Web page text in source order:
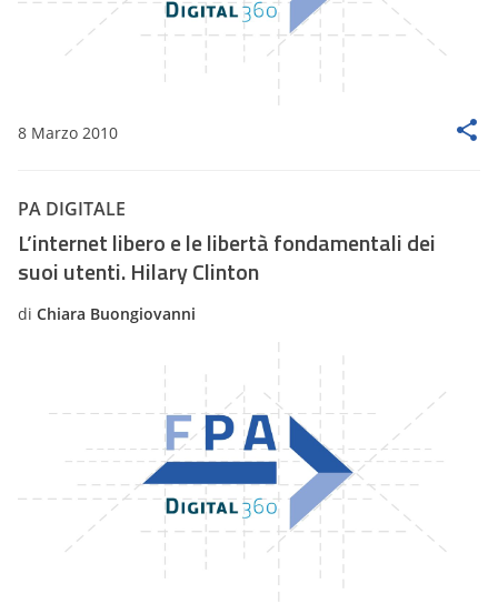
8 Marzo 2010
PA DIGITALE
L’internet libero e le libertà fondamentali dei
suoi utenti. Hilary Clinton
di Chiara Buongiovanni